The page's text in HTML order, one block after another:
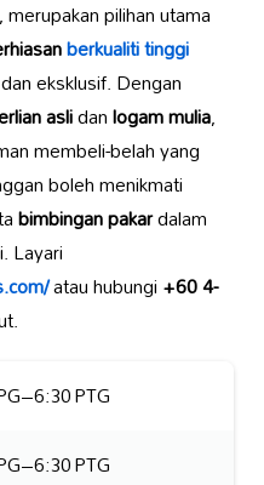
merupakan pilihan utama
berkualiti tinggi
eksklusif. Dengan
aslidanlogam mulia,
membeli-belah yang
boleh menikmati
bimbingan pakardalam
Layari
atau hubungi+60 4-
PTG
PTG